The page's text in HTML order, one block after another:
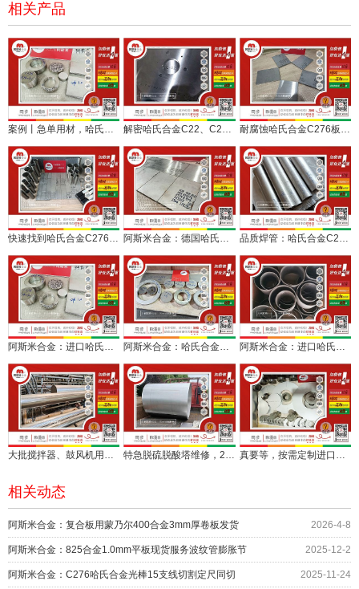
相关产品
案例丨急单用材，哈氏合金C276板棒快速安排加工发货纪实 解密哈氏合金C22、C276板棒管在半导体哪些场景和部位上应用？ 耐腐蚀哈氏合金C276板材价格今日报价
阿斯米合金：进口哈氏合金C276板棒加工切割按需定做 阿斯米合金：哈氏合金C276板材环件棒料多形态料加工完毕 阿斯米合金：进口哈氏合金C276板材焊接接管批量交付
大批搅拌器、鼓风机用哈氏合金C22、C276板棒按需定切 特急脱硫脱酸塔维修，2毫米进口哈氏合金C276板卷筒发运 真要等，按需定制进口哈氏合金C276板棒环加工
相关动态
阿斯米合金：复合板用蒙乃尔400合金3mm厚卷板发货 2026-4-8
阿斯米合金：825合金1.0mm平板现货服务波纹管膨胀节 2025-12-2
阿斯米合金：C276哈氏合金光棒15支线切割定尺同切 2025-11-24